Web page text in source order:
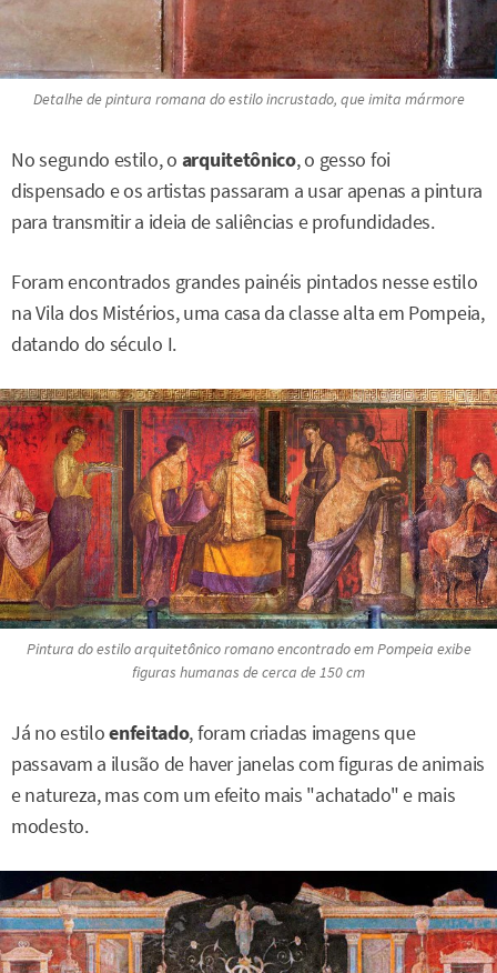
Detalhe de pintura romana do estiloincrustado, que imita mármore
No segundo estilo, o arquitetônico, o gesso foi
dispensado e os artistas passaram a usar apenas a pintura
para transmitir a ideia de saliências e profundidades.
Foram encontrados grandes painéis pintados nesse estilo
na Vila dos Mistérios, uma casa da classe alta em Pompeia,
datando do século I.
Pintura do estilo arquitetônico romano encontrado em Pompeia exibe
figuras humanas de cerca de 150 cm
Já no estiloenfeitado, foram criadas imagens que
passavam a ilusão de haver janelas com figuras de animais
e natureza, mas com um efeito mais "achatado" e mais
modesto.